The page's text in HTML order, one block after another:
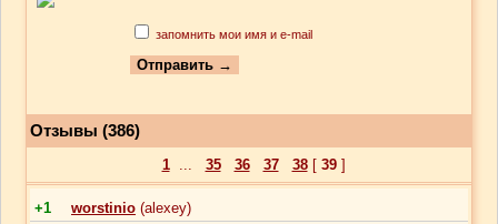
запомнить мои имя и e-mail
Отзывы (386)
1... 35 36 37 38[ 39]
+1 worstinio (alexey)